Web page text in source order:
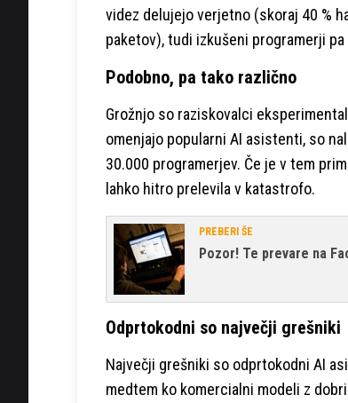
videz delujejo verjetno (skoraj 40 %
paketov), tudi izkušeni programerji
Podobno, pa tako različno
Grožnjo so raziskovalci
omenjajo popularni AI asistenti, so
30.000 programerjev. Če je v tem
lahko hitro prelevila v katastrofo.
PREBERI ŠE
Pozor! Te prevare na
Odprtokodni so največji grešniki
Največji grešniki so odprtokodni AI
medtem ko komercialni modeli z